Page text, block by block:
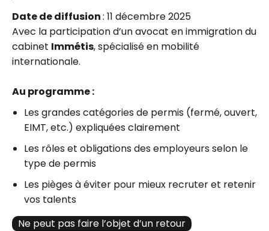
Date de diffusion: 11 décembre 2025
Avec la participation d’un avocat en immigration du
cabinet Immétis, spécialisé en mobilité
internationale.
Au programme :
Les grandes catégories de permis (fermé, ouvert,
EIMT, etc.) expliquées clairement
Les rôles et obligations des employeurs selon le
type de permis
Les pièges à éviter pour mieux recruter et retenir
vos talents
Ne peut pas faire l’objet d’un retour